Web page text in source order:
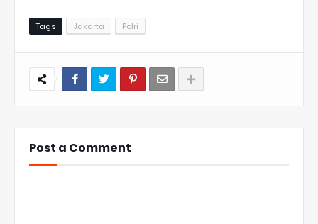
Tags Jakarta Polri
Post a Comment